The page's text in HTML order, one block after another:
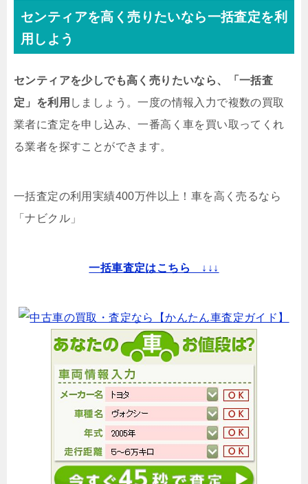
センティアを高く売りたいなら一括査定を利
用しよう
センティアを少しでも高く売りたいなら、「一括査
定」を利用 しましょう。一度の情報入力で複数の買取
業者に査定を申し込み、一番高く車を買い取ってくれ
る業者を探すことができます。
一括査定の利用実績400万件以上！ 車を高く売るなら
「ナビクル」
一括車査定はこちら ↓↓↓